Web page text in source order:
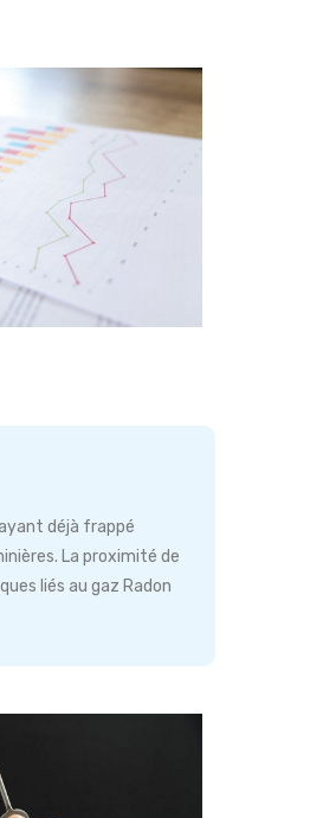
déjà frappé
La proximité de
liés au gaz Radon